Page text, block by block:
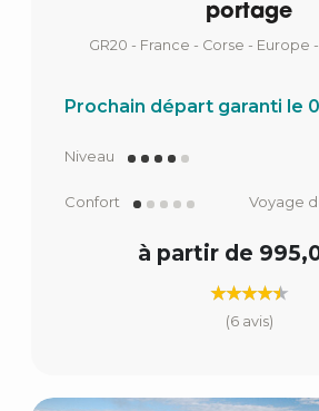
portage
GR20 - France - Corse - Europe
Prochain départ garanti le
Niveau
Confort Voyage
à partir de
(6 avis)